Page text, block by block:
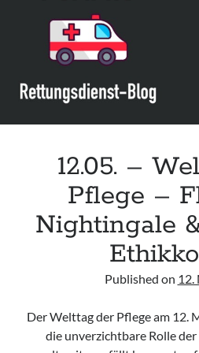
Leitlinie „Bauchschmerz bei Kindern
Diagnostik“ der GPR
Leitlinie „Erbrechen im Kindes- und
Diagnostik“ der GPR
Leitlinie „Kopfschmerzen bei Kindern
Diagnostik“ der GPR
12.05. –
Pflege –
Nightingale
Published on 12.
Der Welttag der Pflege am 12.
die unverzichtbare Rolle